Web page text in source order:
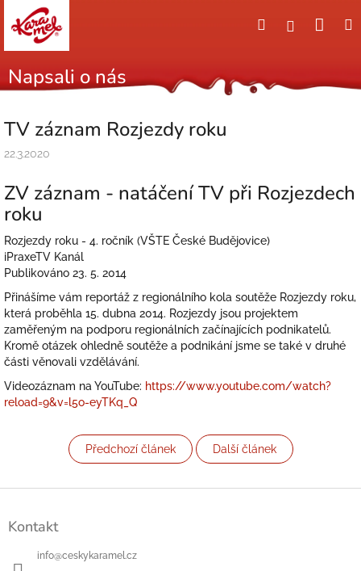
na
obsah
HledatPřihlášení
Napsali o nás
TV záznam Rozjezdy roku
22.3.2020
ZV záznam - natáčení TV při Rozjezdech
roku
Rozjezdy roku - 4. ročník (VŠTE České Budějovice)
iPraxeTV Kanál
Publikováno 23. 5. 2014
Přinášíme vám reportáž z regionálního kola soutěže Rozjezdy roku,
která proběhla 15. dubna 2014. Rozjezdy jsou projektem
zaměřeným na podporu regionálních začínajících podnikatelů.
Kromě otázek ohledně soutěže a podnikání jsme se také v druhé
části věnovali vzdělávání.
Videozáznam na YouTube: https://www.youtube.com/watch?
reload=9&v=l5o-eyTKq_Q
Předchozí článek Další článek
Kontakt
info@ceskykaramel.cz